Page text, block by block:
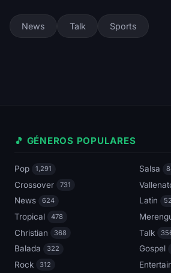
News Talk Sports
🎵 GÉNEROS POPULARES
Pop 1,291 Salsa
Crossover 731
News 624 Latin
Tropical 478
Christian 368 Talk
Balada 322 Gospel
Rock 312